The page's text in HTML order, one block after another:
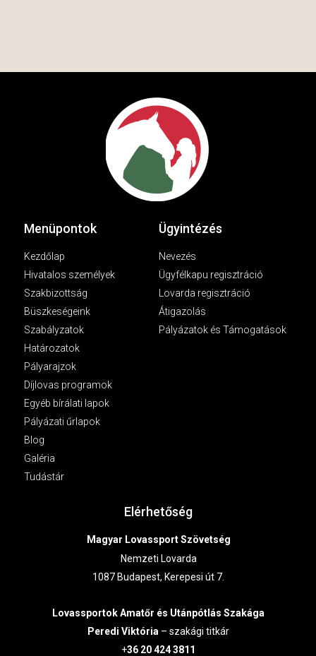
Menüpontok
Kezdőlap
Hivatalos személyek
Szakbizottság
Büszkeségeink
Szabályzatok
Határozatok
Pályarajzok
Díjlovas programok
Egyéb bírálati lapok
Pályázati űrlapok
Blog
Galéria
Tudástár
Ügyintézés
Nevezés
Ügyfélkapu regisztráció
Lovarda regisztráció
Átigazolás
Pályázatok és Támogatások
Elérhetőség
Magyar Lovassport Szövetség
Nemzeti Lovarda
1087 Budapest, Kerepesi út 7.
LovassportokAmatőr és Utánpótlás Szakága
Peredi Viktória – szakági titkár
+36 20 424 3811